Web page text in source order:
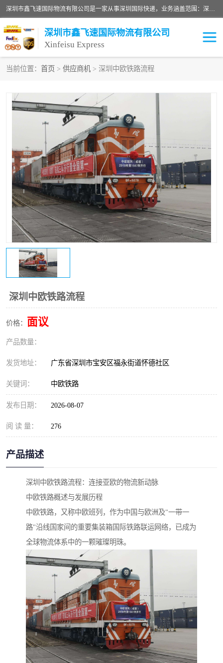
深圳市鑫飞速国际物流有限公司是一家从事深圳国际快递，业务涵盖范围：深圳DHL国际快递、深圳国际快递公司、深圳国际物流公司、深圳国际快递、深圳DHL国际快递电话可拨打全国服务热线：15019287411。欢迎各位亲来人来电到我司洽谈合作。
深圳市鑫飞速国际物流有限公司
Xinfeisu Express
当前位置： 首页 > 供应商机 > 深圳中欧铁路流程
深圳中欧铁路流程
价格： 面议
产品数量：
发货地址： 广东省深圳市宝安区福永街道怀德社区
关键词： 中欧铁路
发布日期： 2026-08-07
阅 读 量： 276
产品描述
深圳中欧铁路流程：连接亚欧的物流新动脉
中欧铁路概述与发展历程
中欧铁路，又称中欧班列，作为中国与欧洲及"一带一
路"沿线国家间的重要集装箱国际铁路联运网络，已成为
全球物流体系中的一颗璀璨明珠。
俄罗斯快递
深圳DHL国际快递 伊朗快递
UPS国际快递 深圳国际快递公司
深圳国际物流公司 深圳国际快递电话
DHL国际快递电话 深圳国际快递
新能源电池出口物流